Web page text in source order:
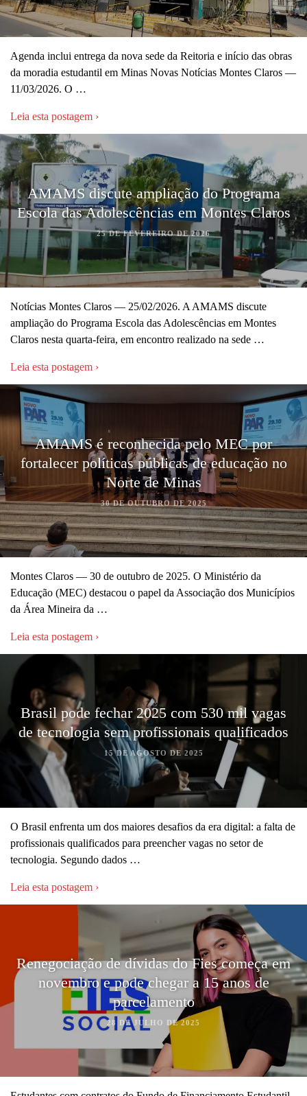
Agenda inclui entrega da nova sede da Reitoria e início das obras
da moradia estudantil em Minas Novas Notícias Montes Claros —
11/03/2026. O …
Leia esta postagem ›
AMAMS discute ampliação do Programa
Escola das Adolescências em Montes Claros
25 DE FEVEREIRO DE 2026
Notícias Montes Claros — 25/02/2026. A AMAMS discute
ampliação do Programa Escola das Adolescências em Montes
Claros nesta quarta-feira, em encontro realizado na sede …
Leia esta postagem ›
AMAMS é reconhecida pelo MEC por
fortalecer políticas públicas de educação no
Norte de Minas
30 DE OUTUBRO DE 2025
Montes Claros — 30 de outubro de 2025. O Ministério da
Educação (MEC) destacou o papel da Associação dos Municípios
da Área Mineira da …
Leia esta postagem ›
Brasil pode fechar 2025 com 530 mil vagas
de tecnologia sem profissionais qualificados
15 DE AGOSTO DE 2025
O Brasil enfrenta um dos maiores desafios da era digital: a falta de
profissionais qualificados para preencher vagas no setor de
tecnologia. Segundo dados …
Leia esta postagem ›
Renegociação de dívidas do Fies começa em
novembro e pode chegar a 15 anos de
parcelamento
28 DE JULHO DE 2025